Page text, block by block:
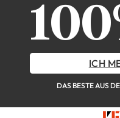
ICH
DAS BESTE AUS